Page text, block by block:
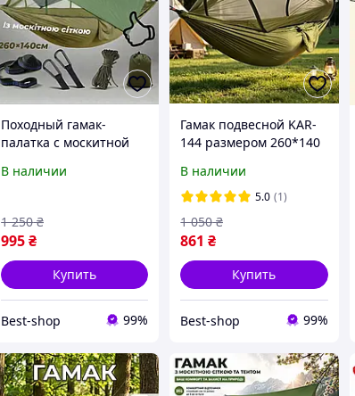
Походный гамак-
палатка с москитной
260*140 см Зеленый
отдыха на природе
В наличии
995₴
1 250 ₴
Купить
Best-shop 99%
Гамак подвесной KAR-
144 размером 260*140
Зеленый
Туристический гамак
для отдыха на природе
В наличии
5.0 (1)
861 ₴
1 050 ₴
Купить
Best-shop 99%